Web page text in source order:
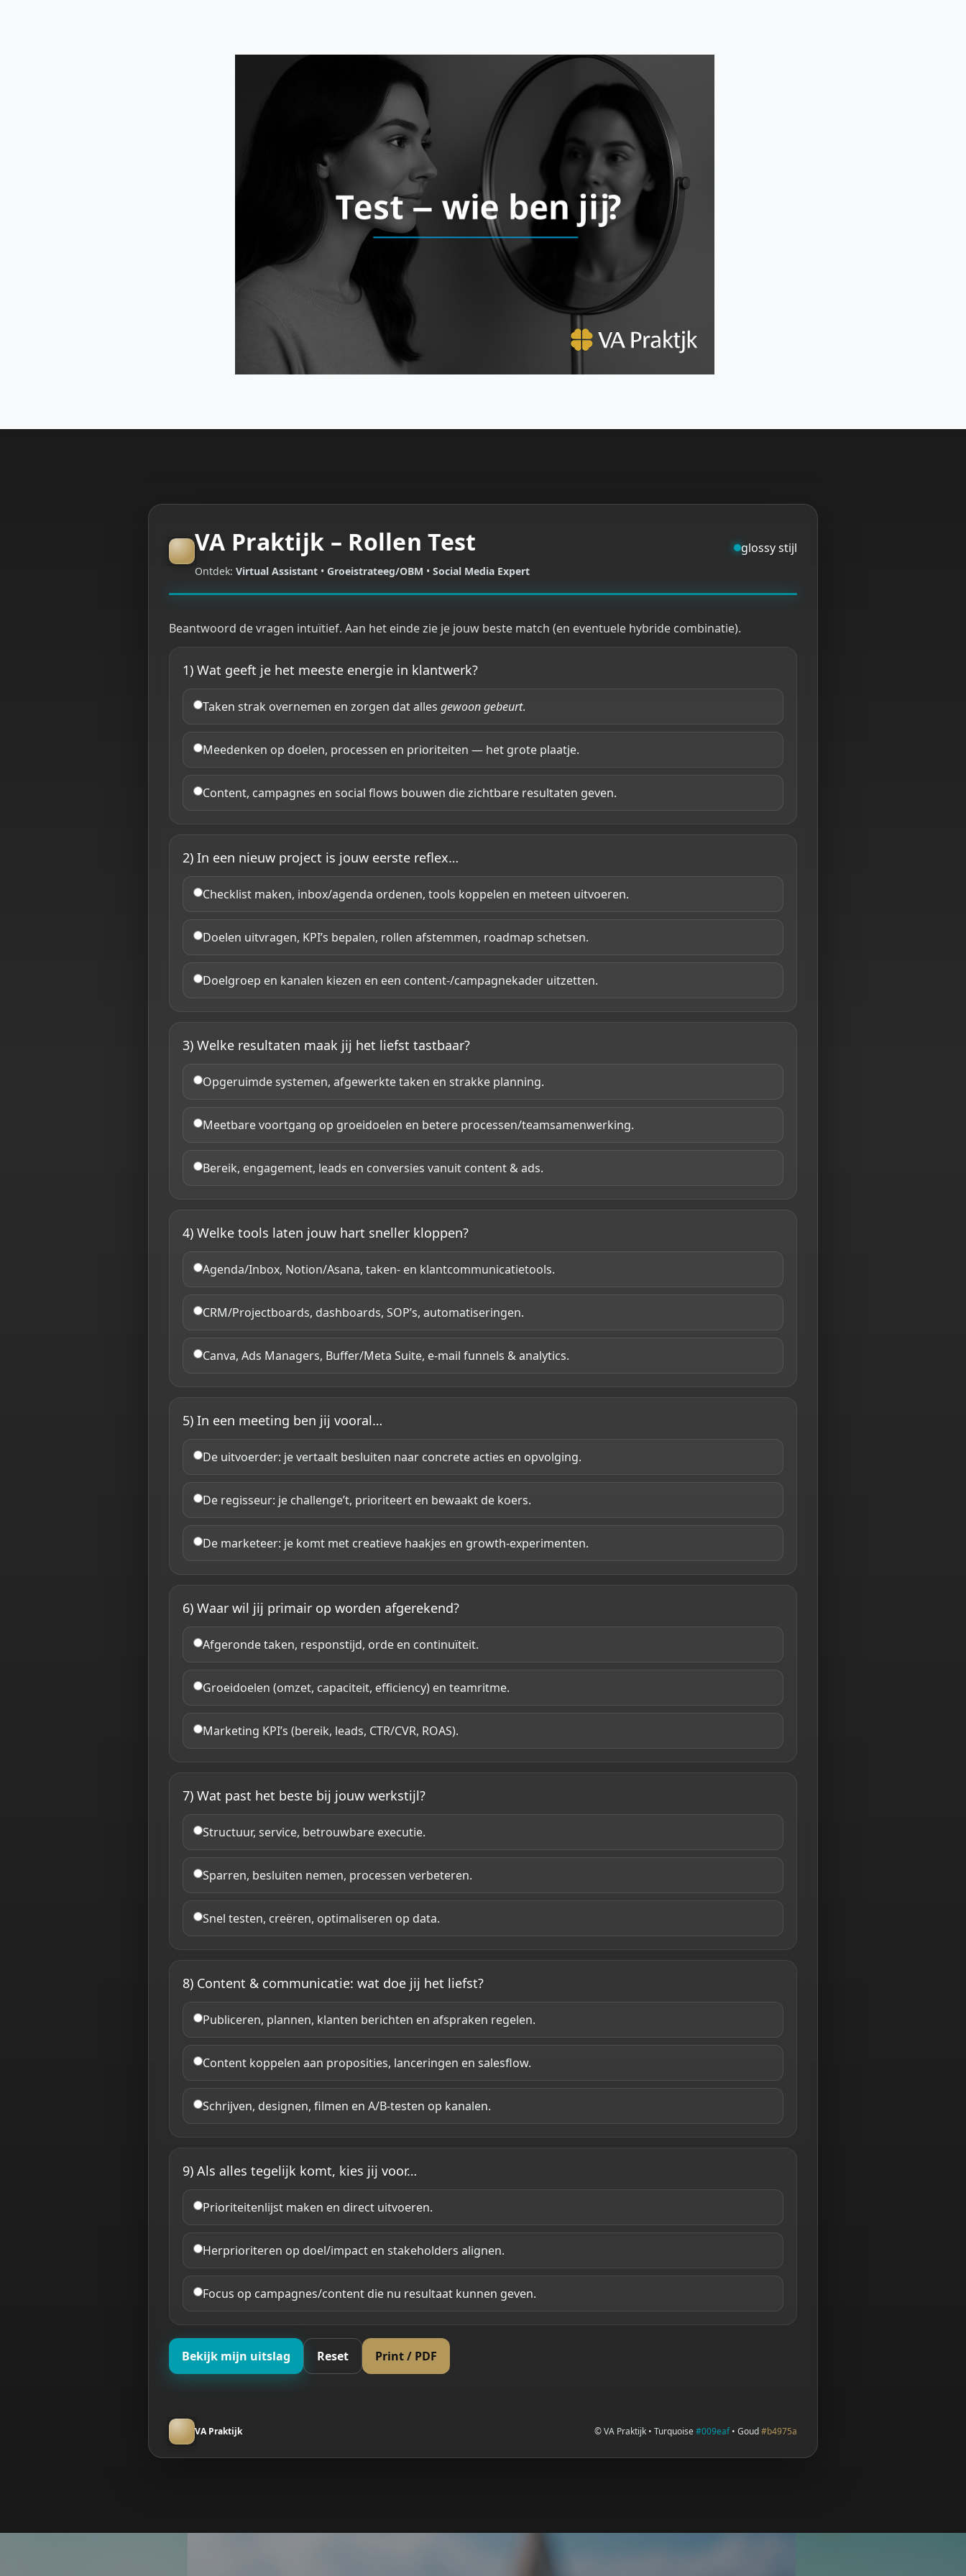
VA Praktijk – Rollen Test
Ontdek: Virtual Assistant • Groeistrateeg/OBM • Social Media Expert
glossy stijl
Beantwoord de vragen intuïtief. Aan het einde zie je jouw beste match (en eventuele hybride combinatie).
1) Wat geeft je het meeste energie in klantwerk?
Taken strak overnemen en zorgen dat alles gewoon gebeurt.
Meedenken op doelen, processen en prioriteiten — het grote plaatje.
Content, campagnes en social flows bouwen die zichtbare resultaten geven.
2) In een nieuw project is jouw eerste reflex…
Checklist maken, inbox/agenda ordenen, tools koppelen en meteen uitvoeren.
Doelen uitvragen, KPI’s bepalen, rollen afstemmen, roadmap schetsen.
Doelgroep en kanalen kiezen en een content-/campagnekader uitzetten.
3) Welke resultaten maak jij het liefst tastbaar?
Opgeruimde systemen, afgewerkte taken en strakke planning.
Meetbare voortgang op groeidoelen en betere processen/teamsamenwerking.
Bereik, engagement, leads en conversies vanuit content & ads.
4) Welke tools laten jouw hart sneller kloppen?
Agenda/Inbox, Notion/Asana, taken- en klantcommunicatietools.
CRM/Projectboards, dashboards, SOP’s, automatiseringen.
Canva, Ads Managers, Buffer/Meta Suite, e-mail funnels & analytics.
5) In een meeting ben jij vooral…
De uitvoerder: je vertaalt besluiten naar concrete acties en opvolging.
De regisseur: je challenge’t, prioriteert en bewaakt de koers.
De marketeer: je komt met creatieve haakjes en growth-experimenten.
6) Waar wil jij primair op worden afgerekend?
Afgeronde taken, responstijd, orde en continuïteit.
Groeidoelen (omzet, capaciteit, efficiency) en teamritme.
Marketing KPI’s (bereik, leads, CTR/CVR, ROAS).
7) Wat past het beste bij jouw werkstijl?
Structuur, service, betrouwbare executie.
Sparren, besluiten nemen, processen verbeteren.
Snel testen, creëren, optimaliseren op data.
8) Content & communicatie: wat doe jij het liefst?
Publiceren, plannen, klanten berichten en afspraken regelen.
Content koppelen aan proposities, lanceringen en salesflow.
Schrijven, designen, filmen en A/B-testen op kanalen.
9) Als alles tegelijk komt, kies jij voor…
Prioriteitenlijst maken en direct uitvoeren.
Herprioriteren op doel/impact en stakeholders alignen.
Focus op campagnes/content die nu resultaat kunnen geven.
Bekijk mijn uitslag Reset Print / PDF
VA Praktijk © VA Praktijk • Turquoise#009eaf• Goud#b4975a